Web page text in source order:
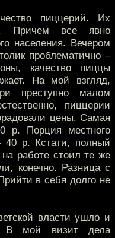
пиццерий. Их
Причем все явно
населения. Вечером
проблематично –
качество пиццы
На мой взгляд,
преступно малом
пиццерии
цены. Самая
р. Порция местного
40 р. Кстати, полный
работе стоил те же
конечно. Разница с
в себя долго не
власти ушло и
В мой визит дела